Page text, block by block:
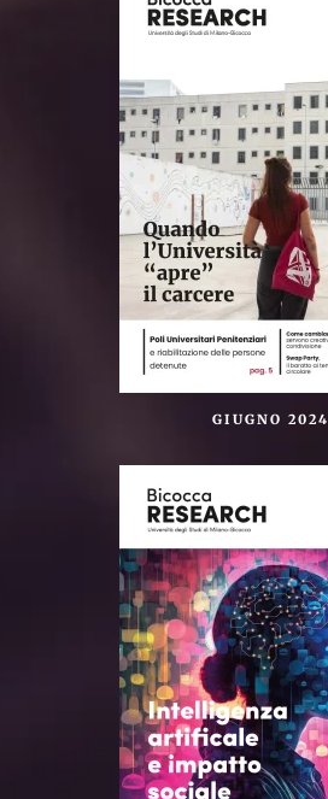
GIUGNO 2024